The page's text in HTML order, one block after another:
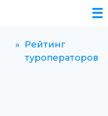
☰
» Рейтинг
туроператоров